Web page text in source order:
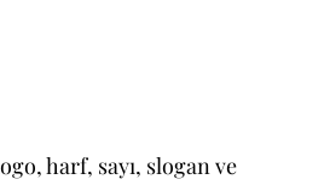
harf, sayı, slogan ve